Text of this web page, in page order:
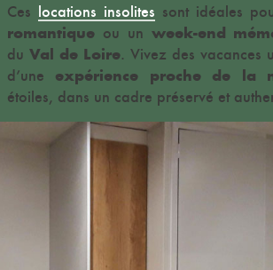
Ces locations insolites sont idéales
romantique ou un week-end
du Val de Loire. Vivez des vacances
d’une expérience proche de la
étoiles, dans un cadre préservé et